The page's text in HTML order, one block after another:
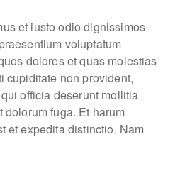
et iusto odio dignissimos
voluptatum
dolores et quas molestias
cupiditate non provident,
officia deserunt mollitia
fuga. Et harum
et expedita distinctio. Nam